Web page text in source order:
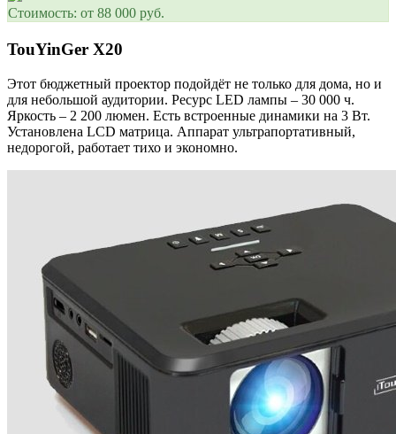
Стоимость: от 88 000 руб.
TouYinGer X20
Этот бюджетный проектор подойдёт не только для дома, но и
для небольшой аудитории. Ресурс LED лампы – 30 000 ч.
Яркость – 2 200 люмен. Есть встроенные динамики на 3 Вт.
Установлена LCD матрица. Аппарат ультрапортативный,
недорогой, работает тихо и экономно.